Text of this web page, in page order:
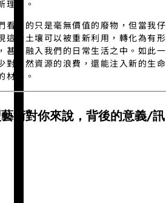
理念。
看到的只是毫無價值的廢物，但當我仔
這些土壤可以被重新利用，轉化為有形
甚至融入我們的日常生活之中。如此一
對天然資源的浪費，還能注入新的生命
材料。
術對你來說，背後的意義/訊